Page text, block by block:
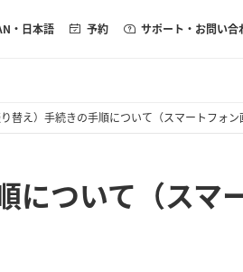
・日本語 予約 サポート・お問い合
替え）手続きの手順について（スマートフォン
ついて（スマ